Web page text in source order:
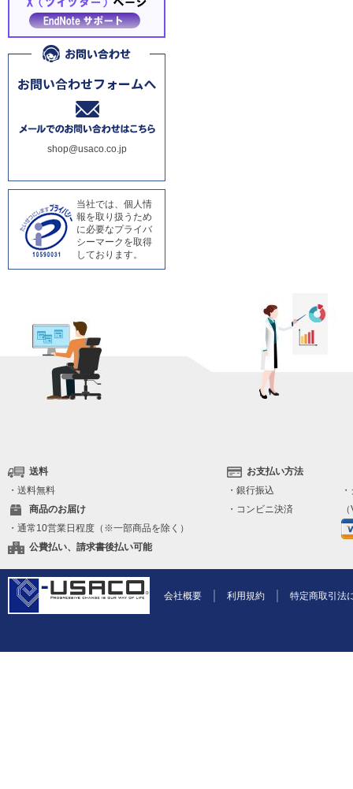
shop@usaco.co.jp
当社では、個人情
報を取り扱うため
に必要なプライバ
シーマークを取得
しております。
送料
・送料無料
商品のお届け
・通常10営業日程度（※一部商品を除く）
公費払い、請求書後払い可能
お支払い方法
・銀行振込
・コンビニ決済
会社概要 利用規約 特定商取引法